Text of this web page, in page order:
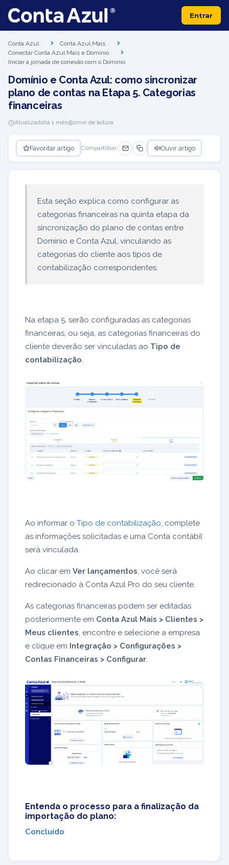
Entrar
Conta Azul
Conta Azul Mais
Conectar Conta Azul Mais e Domínio
Iniciar a jornada de conexão com o Domínio
Domínio e Conta Azul: como sincronizar
plano de contas na Etapa 5. Categorias
financeiras
Atualizadohá 1 mês 1min de leitura
Favoritar artigo Compartilhar: Ouvir artigo
Esta seção explica como configurar as
categorias financeiras na quinta etapa da
sincronização do plano de contas entre
Domínio e Conta Azul, vinculando as
categorias do cliente aos tipos de
contabilização correspondentes.
Na etapa 5, serão configuradas as categorias
financeiras, ou seja, as categorias financeiras do
cliente deverão ser vinculadas ao Tipo de
contabilização
Ao informar o Tipo de contabilização, complete
as informações solicitadas e uma Conta contábil
será vinculada.
Ao clicar em Ver lançamentos, você será
redirecionado à Conta Azul Pro do seu cliente.
As categorias financeiras podem ser editadas
posteriormente em Conta Azul Mais > Clientes >
Meus clientes, encontre e selecione a empresa
e clique em Integração > Configurações >
Contas Financeiras > Configurar.
Entenda o processo para a finalização da
importação do plano:
Concluído